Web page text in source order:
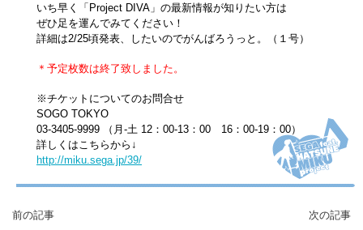
いち早く「Project DIVA」の最新情報が知りたい方は
ぜひ足を運んでみてください！
詳細は2/25頃発表、したいのでがんばろうっと。（１号）
＊予定枚数は終了致しました。
※チケットについてのお問合せ
SOGO TOKYO
03-3405-9999 （月-土 12：00-13：00 16：00-19：00）
詳しくはこちらから↓
http://miku.sega.jp/39/
前の記事 次の記事